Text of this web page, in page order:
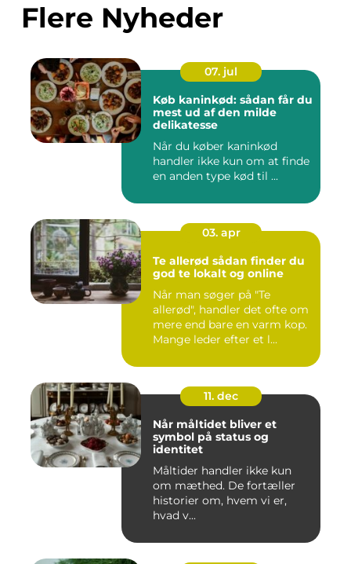
Flere Nyheder
07. jul
Køb kaninkød: sådan får du
mest ud af den milde
delikatesse
Når du køber kaninkød
handler ikke kun om at finde
en anden type kød til ...
03. apr
Te allerød sådan finder du
god te lokalt og online
Når man søger på "Te
allerød", handler det ofte om
mere end bare en varm kop.
Mange leder efter et l...
11. dec
Når måltidet bliver et
symbol på status og
identitet
Måltider handler ikke kun
om mæthed. De fortæller
historier om, hvem vi er,
hvad v...